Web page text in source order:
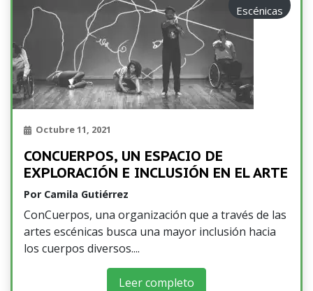
Escénicas
Octubre 11, 2021
CONCUERPOS, UN ESPACIO DE
EXPLORACIÓN E INCLUSIÓN EN EL ARTE
Por Camila Gutiérrez
ConCuerpos, una organización que a través de las
artes escénicas busca una mayor inclusión hacia
los cuerpos diversos.
Leer completo